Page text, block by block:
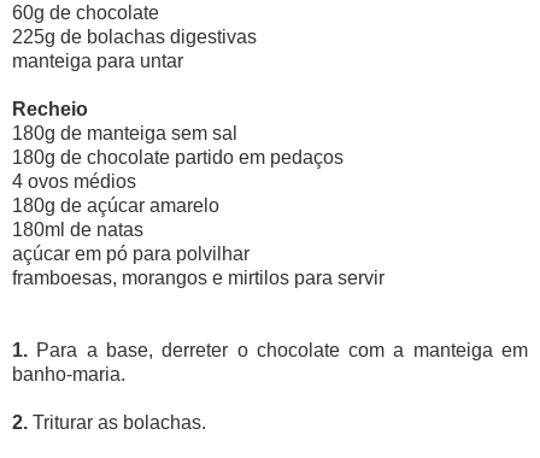
60g de chocolate
225g de bolachas digestivas
manteiga para untar
Recheio
180g de manteiga sem sal
180g de chocolate partido em pedaços
4 ovos médios
180g de açúcar amarelo
180ml de natas
açúcar em pó para polvilhar
framboesas, morangos e mirtilos para servir
1. Para a base, derreter o chocolate com a manteiga em
banho-maria.
2. Triturar as bolachas.